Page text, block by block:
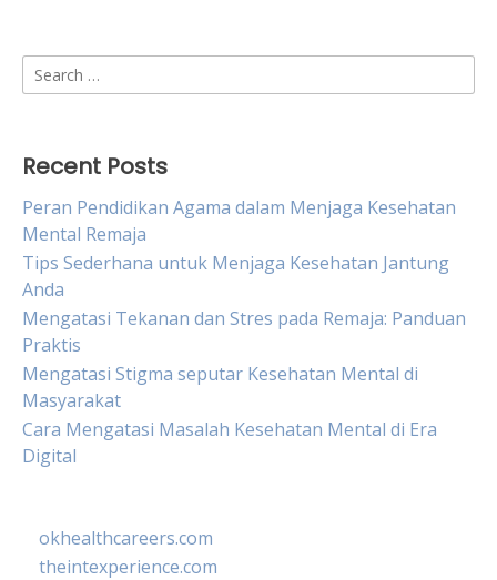
Search
for:
Recent Posts
Peran Pendidikan Agama dalam Menjaga Kesehatan
Mental Remaja
Tips Sederhana untuk Menjaga Kesehatan Jantung
Anda
Mengatasi Tekanan dan Stres pada Remaja: Panduan
Praktis
Mengatasi Stigma seputar Kesehatan Mental di
Masyarakat
Cara Mengatasi Masalah Kesehatan Mental di Era
Digital
okhealthcareers.com
theintexperience.com